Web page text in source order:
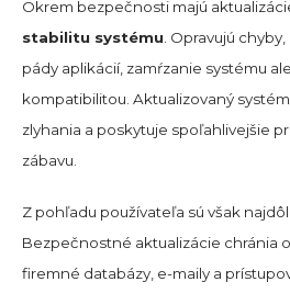
Okrem bezpečnosti majú
stabilitu systému . Opravujú
pády aplikácií, zamŕzanie systému
kompatibilitou. Aktualizovaný
zlyhania a poskytuje spoľahlivejšie
zábavu.
Z pohľadu používateľa sú však
Bezpečnostné aktualizácie chránia
firemné databázy, e-maily a